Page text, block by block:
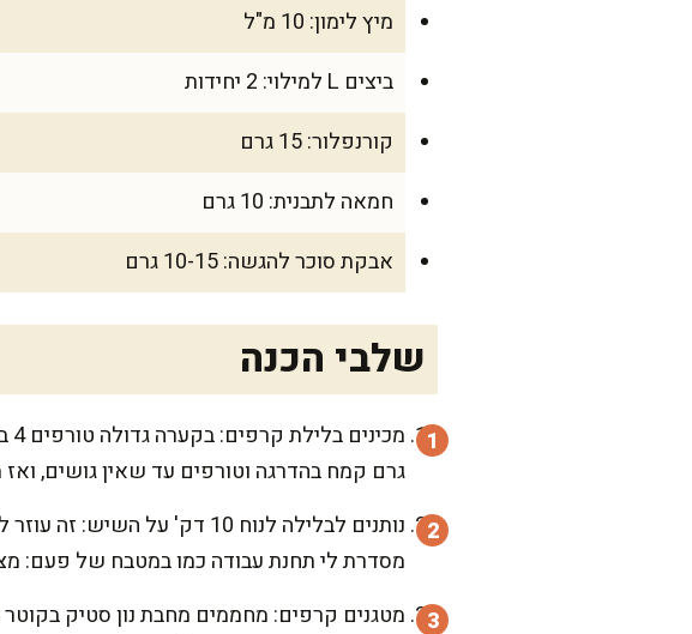
מיץ לימון: 10 מ"ל
ביצים L למילוי: 2 יחידות
קורנפלור: 15 גרם
חמאה לתבנית: 10 גרם
אבקת סוכר להגשה: 10-15 גרם
שלבי הכנה
גרם קמח בהדרגה וטורפים עד שאין גושים, ואז מוסיפים 40 גרם חמאה מומסת
נותנים לבלילה לנוח 10 דק'
מסדרת לי תחנת עבודה כמו במטבח של פעם: